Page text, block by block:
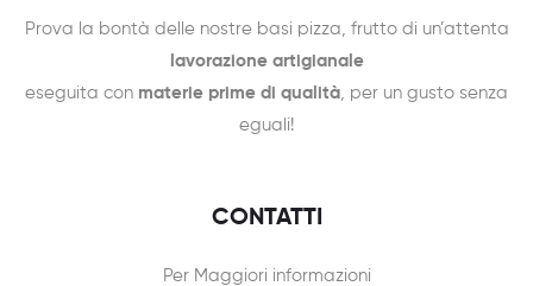
Prova la bontà delle nostre basi pizza, frutto di un’attenta
lavorazione artigianale
eseguita con materie prime di qualità , per un gusto senza
eguali!
CONTATTI
Per Maggiori informazioni